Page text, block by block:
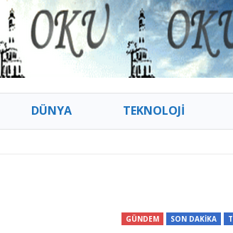
DÜNYA TEKNOLOJİ
GÜNDEM SON DAKİKA